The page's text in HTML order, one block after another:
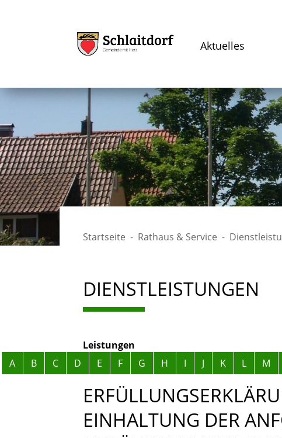
Aktuelles
Startseite Rathaus & Service
DIENSTLEISTUNGEN
Leistungen
Alphabetisches Register überspringen
A B C D E F G H I J K L M
EINHALTUNG DER